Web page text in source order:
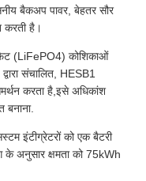
बैकअप पावर, बेहतर सौर
करती है।
(LiFePO4) कोशिकाओं
संचालित, HESB1
करता है,इसे अधिकांश
बनाना.
इंटीग्रेटरों को एक बैटरी
अनुसार क्षमता को 75kWh